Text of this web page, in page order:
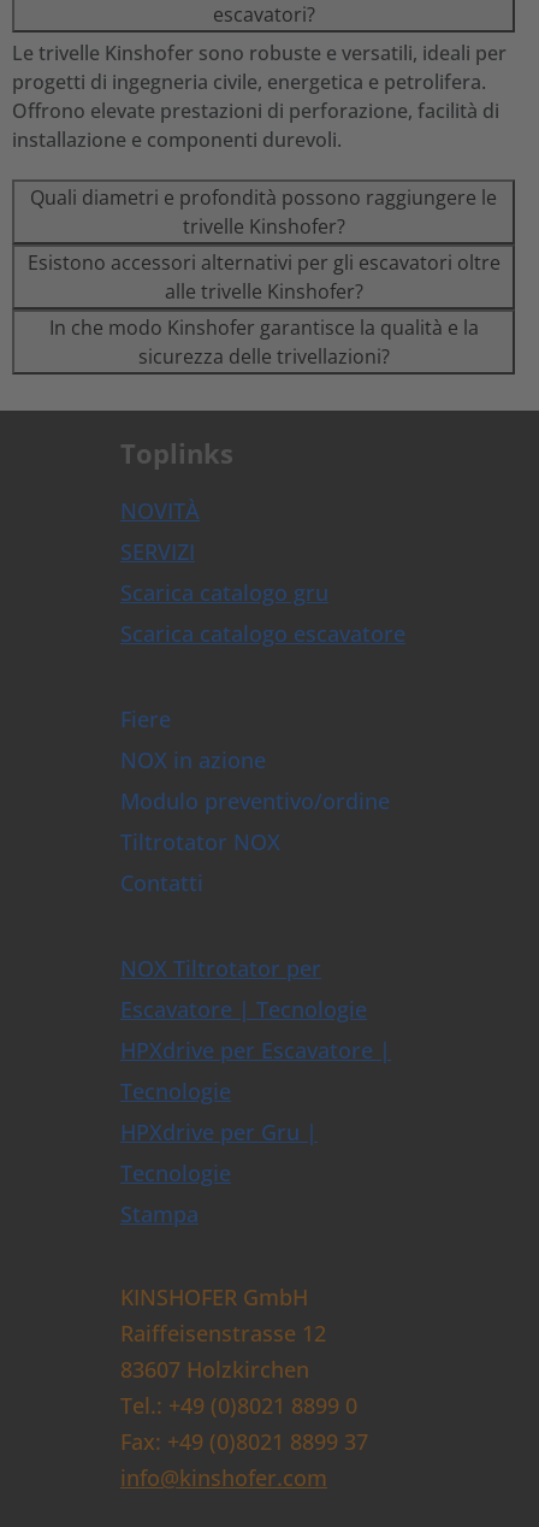
escavatori?
Le trivelle Kinshofer sono robuste e versatili, ideali per
progetti di ingegneria civile, energetica e petrolifera.
Offrono elevate prestazioni di perforazione, facilità di
installazione e componenti durevoli.
Quali diametri e profondità possono raggiungere le
trivelle Kinshofer?
Esistono accessori alternativi per gli escavatori oltre
alle trivelle Kinshofer?
In che modo Kinshofer garantisce la qualità e la
sicurezza delle trivellazioni?
Toplinks
NOVITÀ
SERVIZI
Scarica catalogo gru
Scarica catalogo escavatore
Fiere
NOX in azione
Modulo preventivo/ordine
Tiltrotator NOX
Contatti
NOX Tiltrotator per
Escavatore | Tecnologie
HPXdrive per Escavatore |
Tecnologie
HPXdrive per Gru |
Tecnologie
Stampa
KINSHOFER GmbH
Raiffeisenstrasse 12
83607 Holzkirchen
Tel.: +49 (0)8021 8899 0
Fax: +49 (0)8021 8899 37
info@kinshofer.com